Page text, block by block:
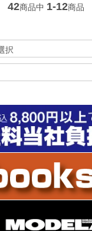
42商品中 1-12商品